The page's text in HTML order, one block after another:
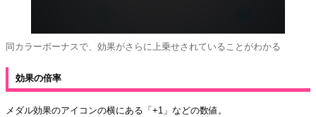
同カラーボーナスで、効果がさらに上乗せされていることがわかる
効果の倍率
メダル効果のアイコンの横にある「+1」などの数値。